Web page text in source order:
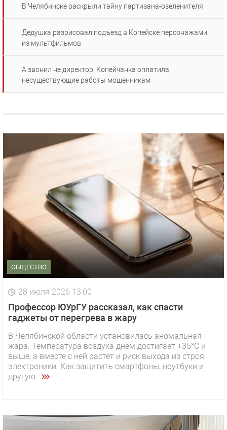
В Челябинске раскрыли тайну партизана-озеленителя
Дедушка разрисовал подъезд в Копейске персонажами
из мультфильмов
А звонил не директор. Копейчанка оплатила
несуществующие работы мошенникам
ОБЩЕСТВО
28 июля 2026 13:00
Профессор ЮУрГУ рассказал, как спасти
гаджеты от перегрева в жару
В Челябинской области установилась аномальная
жара. Температура воздуха днём достигает +35°C и
выше, а вместе с ней растёт и риск выхода из строя
электроники. Как защитить смартфоны, ноутбуки и
другую...